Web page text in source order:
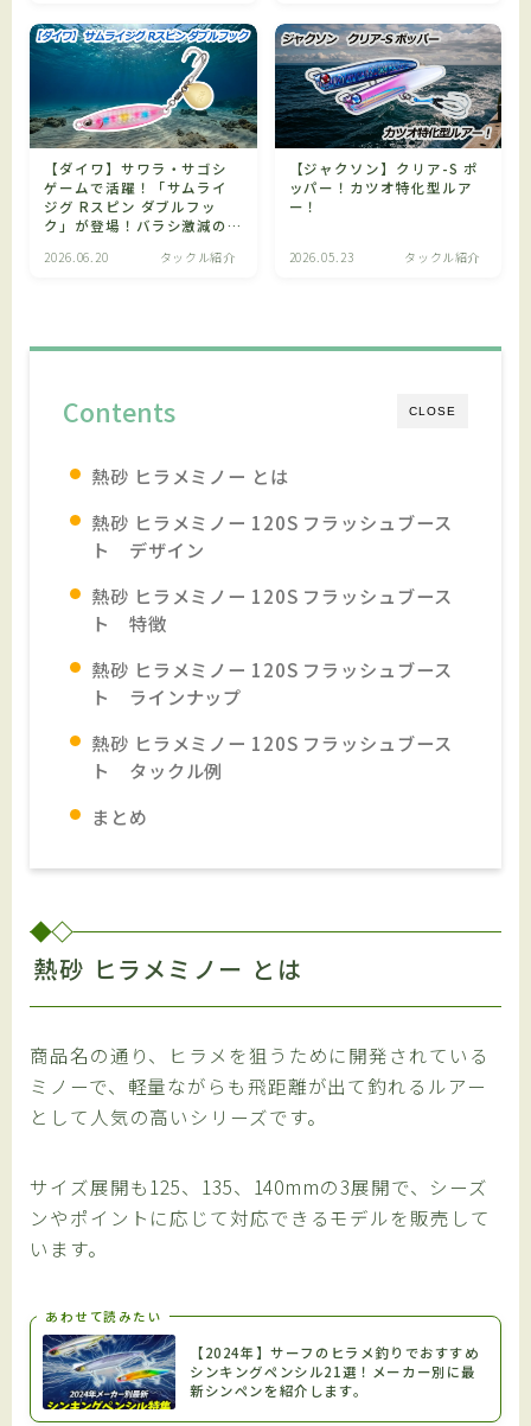
【ダイワ】サワラ・サゴシ
ゲームで活躍！「サムライ
ジグ Rスピン ダブルフッ
ク」が登場！バラシ激減の
2026.06.20 タックル紹介
【ジャクソン】クリア-S ポ
ッパー！カツオ特化型ルア
ー！
2026.05.23 タックル紹介
CLOSE
Contents
熱砂 ヒラメミノー とは
熱砂 ヒラメミノー 120S フラッシュブース
ト デザイン
熱砂 ヒラメミノー 120S フラッシュブース
ト 特徴
熱砂 ヒラメミノー 120S フラッシュブース
ト ラインナップ
熱砂 ヒラメミノー 120S フラッシュブース
ト タックル例
まとめ
熱砂 ヒラメミノー とは
商品名の通り、ヒラメを狙うために開発されている
ミノーで、軽量ながらも飛距離が出て釣れるルアー
として人気の高いシリーズです。
サイズ展開も125、135、140mmの3展開で、シーズ
ンやポイントに応じて対応できるモデルを販売して
います。
あわせて読みたい
【2024年】サーフのヒラメ釣りでおすすめ
シンキングペンシル21選！メーカー別に最
新シンペンを紹介します。